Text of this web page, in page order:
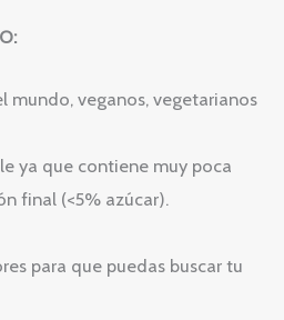
mundo, veganos, vegetarianos
ya que contiene muy poca
final (<5% azúcar).
para que puedas buscar tu